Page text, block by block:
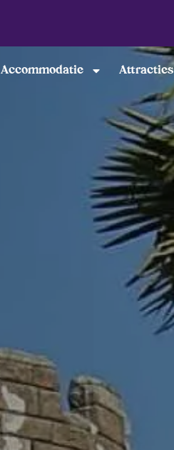
Accommodatie Attracties